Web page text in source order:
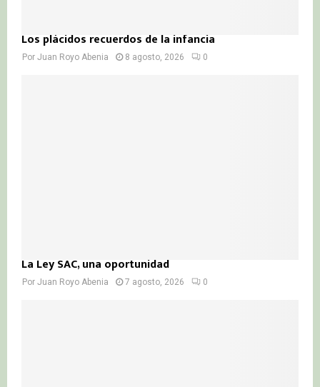
Los plácidos recuerdos de la infancia
Por Juan Royo Abenia 8 agosto, 2026 0
La Ley SAC, una oportunidad
Por Juan Royo Abenia 7 agosto, 2026 0